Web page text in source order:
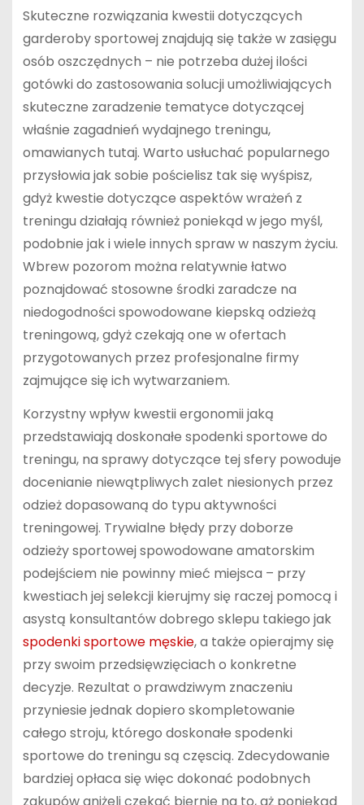
Skuteczne rozwiązania kwestii dotyczących
garderoby sportowej znajdują się także w zasięgu
osób oszczędnych – nie potrzeba dużej ilości
gotówki do zastosowania solucji umożliwiających
skuteczne zaradzenie tematyce dotyczącej
właśnie zagadnień wydajnego treningu,
omawianych tutaj. Warto usłuchać popularnego
przysłowia jak sobie pościelisz tak się wyśpisz,
gdyż kwestie dotyczące aspektów wrażeń z
treningu działają również poniekąd w jego myśl,
podobnie jak i wiele innych spraw w naszym życiu.
Wbrew pozorom można relatywnie łatwo
poznajdować stosowne środki zaradcze na
niedogodności spowodowane kiepską odzieżą
treningową, gdyż czekają one w ofertach
przygotowanych przez profesjonalne firmy
zajmujące się ich wytwarzaniem.
Korzystny wpływ kwestii ergonomii jaką
przedstawiają doskonałe spodenki sportowe do
treningu, na sprawy dotyczące tej sfery powoduje
docenianie niewątpliwych zalet niesionych przez
odzież dopasowaną do typu aktywności
treningowej. Trywialne błędy przy doborze
odzieży sportowej spowodowane amatorskim
podejściem nie powinny mieć miejsca – przy
kwestiach jej selekcji kierujmy się raczej pomocą i
asystą konsultantów dobrego sklepu takiego jak
spodenki sportowe męskie, a także opierajmy się
przy swoim przedsięwzięciach o konkretne
decyzje. Rezultat o prawdziwym znaczeniu
przyniesie jednak dopiero skompletowanie
całego stroju, którego doskonałe spodenki
sportowe do treningu są częscią. Zdecydowanie
bardziej opłaca się więc dokonać podobnych
zakupów aniżeli czekać biernie na to, aż poniekąd